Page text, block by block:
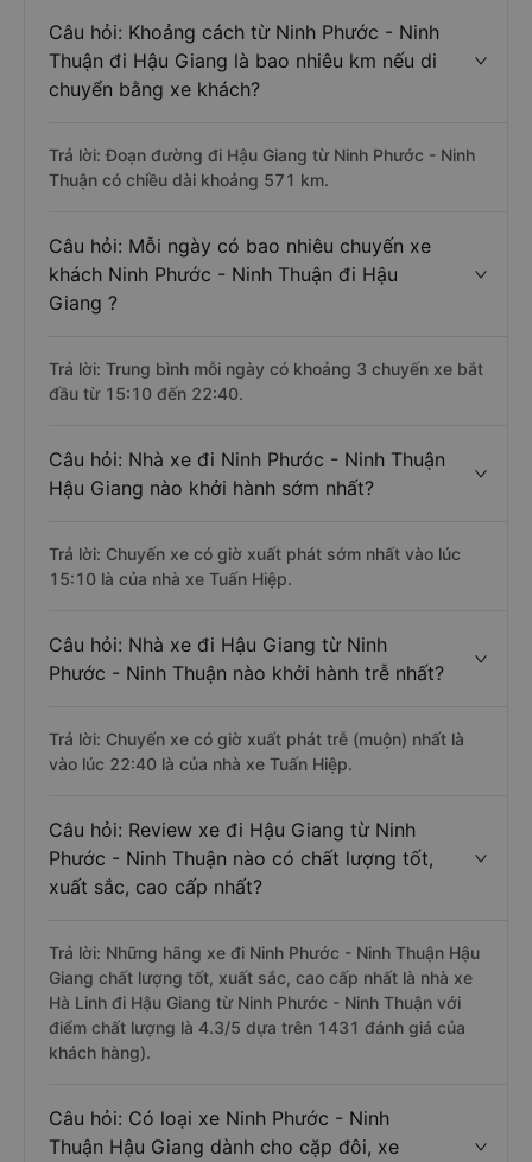
Câu hỏi: Khoảng cách từ Ninh Phước - Ninh
Thuận đi Hậu Giang là bao nhiêu km nếu di
chuyển bằng xe khách?
Trả lời: Đoạn đường đi Hậu Giang từ Ninh Phước - Ninh
Thuận có chiều dài khoảng 571 km.
Câu hỏi: Mỗi ngày có bao nhiêu chuyến xe
khách Ninh Phước - Ninh Thuận đi Hậu
Giang ?
Trả lời: Trung bình mỗi ngày có khoảng 3 chuyến xe bắt
đầu từ 15:10 đến 22:40.
Câu hỏi: Nhà xe đi Ninh Phước - Ninh Thuận
Hậu Giang nào khởi hành sớm nhất?
Trả lời: Chuyến xe có giờ xuất phát sớm nhất vào lúc
15:10 là của nhà xe Tuấn Hiệp.
Câu hỏi: Nhà xe đi Hậu Giang từ Ninh
Phước - Ninh Thuận nào khởi hành trễ nhất?
Trả lời: Chuyến xe có giờ xuất phát trễ (muộn) nhất là
vào lúc 22:40 là của nhà xe Tuấn Hiệp.
Câu hỏi: Review xe đi Hậu Giang từ Ninh
Phước - Ninh Thuận nào có chất lượng tốt,
xuất sắc, cao cấp nhất?
Trả lời: Những hãng xe đi Ninh Phước - Ninh Thuận Hậu
Giang chất lượng tốt, xuất sắc, cao cấp nhất là nhà xe
Hà Linh đi Hậu Giang từ Ninh Phước - Ninh Thuận với
điểm chất lượng là 4.3/5 dựa trên 1431 đánh giá của
khách hàng).
Câu hỏi: Có loại xe Ninh Phước - Ninh
Thuận Hậu Giang dành cho cặp đôi, xe